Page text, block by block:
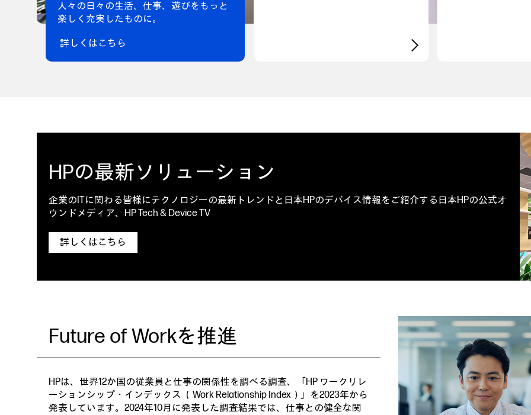
人々の日々の生活、仕事、遊びをもっと
楽しく充実したものに。
詳しくはこちら
HPの最新ソリューション
企業のITに関わる皆様にテクノロジーの最新トレンドと日本HPのデバイス情報をご紹介する日本HPの公式オ
ウンドメディア、HP Tech & Device TV
詳しくはこちら
Future of Workを推進
HPは、世界12か国の従業員と仕事の関係性を調べる調査、「HP ワークリレ
ーションシップ・インデックス （Work Relationship Index）」を2023年から
発表しています。2024年10月に発表した調査結果では、仕事との健全な関